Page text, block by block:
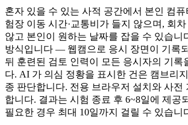
혼자 있을 수 있는 사적 공간에서 본인 컴퓨
험장 이동 시간·교통비가 들지 않으며, 회차
않고 본인이 원하는 날짜를 잡을 수 있습니
방식입니다 — 웹캠으로 응시 장면이 기록
뒤 훈련된 검토 인력이 모든 응시자의 기록
다. AI 가 의심 정황을 표시한 건은 캠브리
종 판단합니다. 전용 브라우저 설치와 사전
합니다. 결과는 시험 종료 후 6~8일에 제공
필요한 경우 최대 10일까지 걸릴 수 있습니